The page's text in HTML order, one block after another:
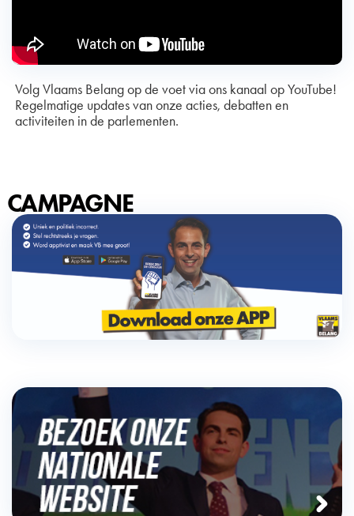
Volg Vlaams Belang op de voet via ons kanaal op YouTube!
Regelmatige updates van onze acties, debatten en
activiteiten in de parlementen.
CAMPAGNE